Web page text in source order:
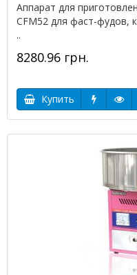
Аппарат для
CFM52 для фаст-фудов,
..
8280.96 грн.
Купить